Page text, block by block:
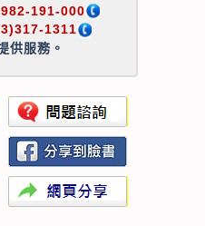
191-000
1311
供服務。